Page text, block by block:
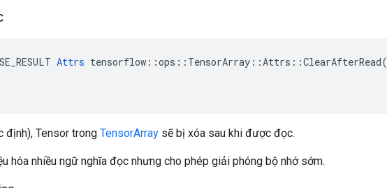
Attrs tensorflow::ops::TensorArray::Attrs::ClearAfterRead(
định), Tensor trong TensorArray sẽ bị xóa sau khi được đọc.
hóa nhiều ngữ nghĩa đọc nhưng cho phép giải phóng bộ nhớ sớm.